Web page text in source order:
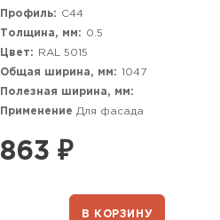
Профиль:
C44
Толщина, мм:
0.5
Цвет:
RAL 5015
Общая ширина, мм: 1047
Полезная ширина, мм:
Применение Для фасада
863 ₽
В КОРЗИНУ